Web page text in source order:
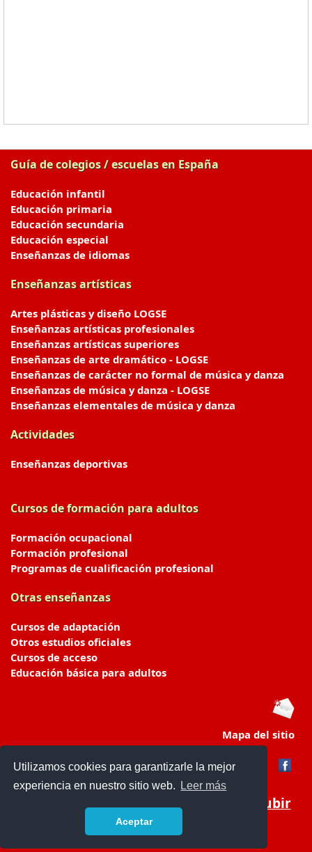
Utilizamos cookies para garantizarle la mejor
experiencia en nuestro sitio web.
Leer más
Aceptar
Guía de colegios / escuelas en España
Educación infantil
Educación primaria
Educación secundaria
Educación especial
Enseñanzas de idiomas
Enseñanzas artísticas
Artes plásticas y diseño LOGSE
Enseñanzas artísticas profesionales
Enseñanzas artísticas superiores
Enseñanzas de arte dramático - LOGSE
Enseñanzas de carácter no formal de música y danza
Enseñanzas de música y danza - LOGSE
Enseñanzas elementales de música y danza
Actividades
Enseñanzas deportivas
Cursos de formación para adultos
Formación ocupacional
Formación profesional
Programas de cualificación profesional
Otras enseñanzas
Cursos de adaptación
Otros estudios oficiales
Cursos de acceso
Educación básica para adultos
Mapa del sitio
Subir